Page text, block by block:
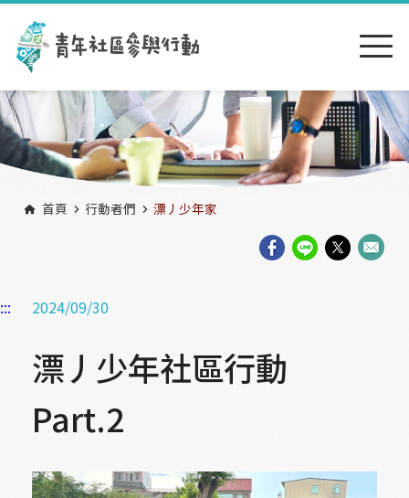
跳到主要內容區塊
首頁 行動者們 漂丿少年家
::: 2024/09/30
漂丿少年社區行動
Part.2